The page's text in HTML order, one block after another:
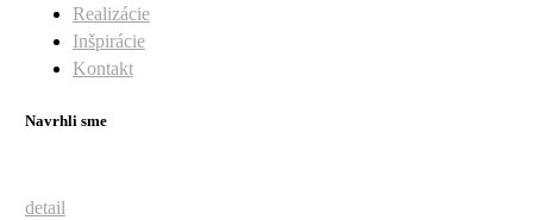
Realizácie
Inšpirácie
Kontakt
Navrhli sme
detail